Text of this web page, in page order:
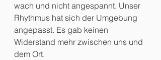
wach und nicht angespannt. Unser
Rhythmus hat sich der Umgebung
angepasst. Es gab keinen
Widerstand mehr zwischen uns und
dem Ort.